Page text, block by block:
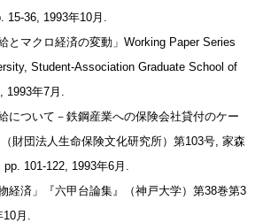
15-36, 1993年10月.
とマクロ経済の変動」Working Paper Series
Student-Association Graduate School of
年7月.
について－鉄鋼産業への保険会社貸付のケー
財団法人生命保険文化研究所）第103号, 家森
101-122, 1993年6月.
経済」『六甲台論集』（神戸大学）第38巻第3
月.